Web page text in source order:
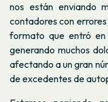
nos están enviando
contadores con
formato que entró
generando muchos
afectando a un gran
de excedentes de